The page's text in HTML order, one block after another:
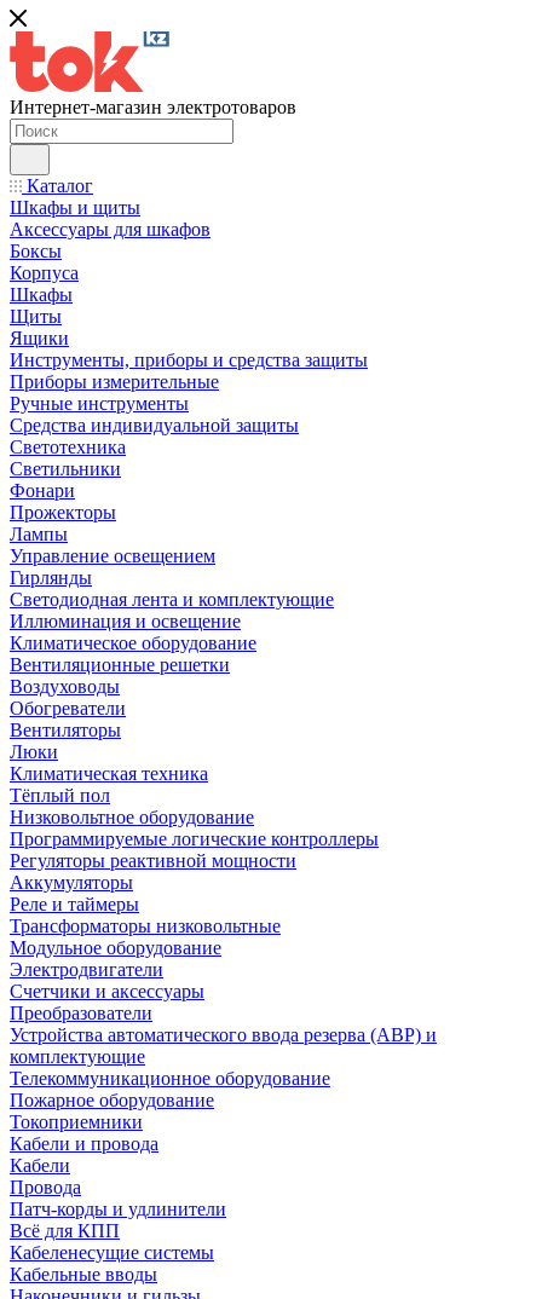
Интернет-магазин электротоваров
Каталог
Шкафы и щиты
Аксессуары для шкафов
Боксы
Корпуса
Шкафы
Щиты
Ящики
Инструменты, приборы и средства защиты
Приборы измерительные
Ручные инструменты
Средства индивидуальной защиты
Светотехника
Светильники
Фонари
Прожекторы
Лампы
Управление освещением
Гирлянды
Светодиодная лента и комплектующие
Иллюминация и освещение
Климатическое оборудование
Вентиляционные решетки
Воздуховоды
Обогреватели
Вентиляторы
Люки
Климатическая техника
Тёплый пол
Низковольтное оборудование
Программируемые логические контроллеры
Регуляторы реактивной мощности
Аккумуляторы
Реле и таймеры
Трансформаторы низковольтные
Модульное оборудование
Электродвигатели
Счетчики и аксессуары
Преобразователи
Устройства автоматического ввода резерва (АВР) и
комплектующие
Телекоммуникационное оборудование
Пожарное оборудование
Токоприемники
Кабели и провода
Кабели
Провода
Патч-корды и удлинители
Всё для КПП
Кабеленесущие системы
Кабельные вводы